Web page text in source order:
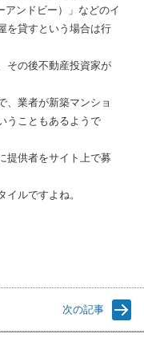
アンドビー）」などのイ
を貸すという場合は行
その後不動産投資家が
、業者が新築マンショ
うこともあるようで
提供者をサイト上で募
ルですよね。
次の記事